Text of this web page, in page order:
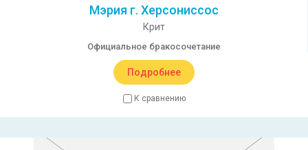
Мэрия г. Херсониссос
Крит
Официальное бракосочетание
Подробнее
К сравнению